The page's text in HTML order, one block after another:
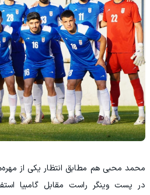
محمد محبی هم مطابق انتظار یکی از
در پست وینگر راست مقابل گامبیا